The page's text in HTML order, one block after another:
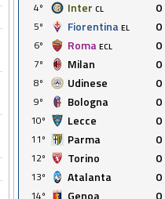
4º
Inter CL 0
5º
Fiorentina EL 0
6º
Roma ECL 0
7º
Milan 0
8º
Udinese 0
9º
Bologna 0
10º
Lecce 0
11º
Parma 0
12º
Torino 0
13º
Atalanta 0
14º
Genoa 0